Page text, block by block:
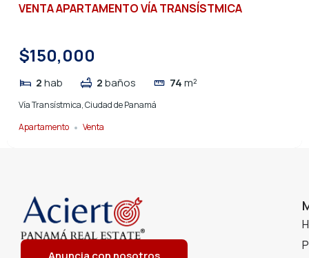
VENTA APARTAMENTO VÍA TRANSÍSTMICA
$150,000
2hab 2baños 74m²
Vía Transístmica, Ciudad de Panamá
Apartamento
Venta